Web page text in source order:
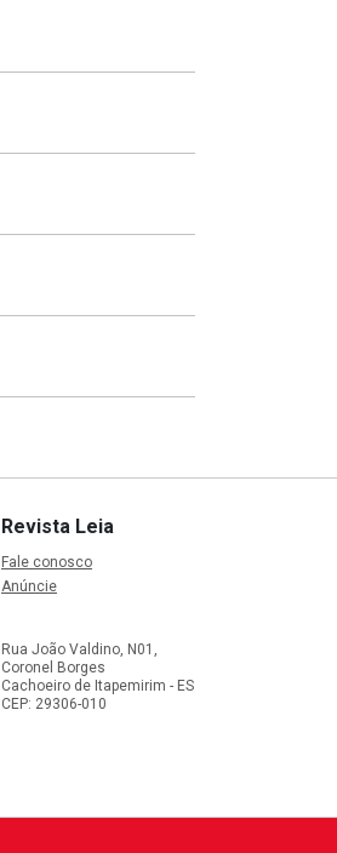
Revista Leia
Fale conosco
Anúncie
Rua João Valdino, N01,
Coronel Borges
Cachoeiro de Itapemirim - ES
CEP: 29306-010